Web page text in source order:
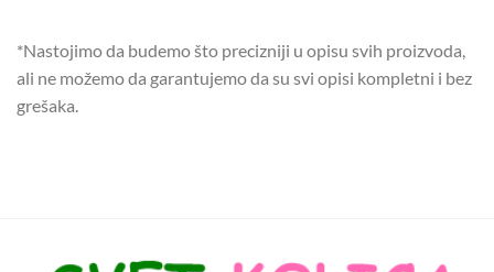
*Nastojimo da budemo što precizniji u opisu svih proizvoda,
ali ne možemo da garantujemo da su svi opisi kompletni i bez
grešaka.